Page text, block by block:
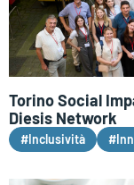
Torino Social
Diesis Network
#Inclusività